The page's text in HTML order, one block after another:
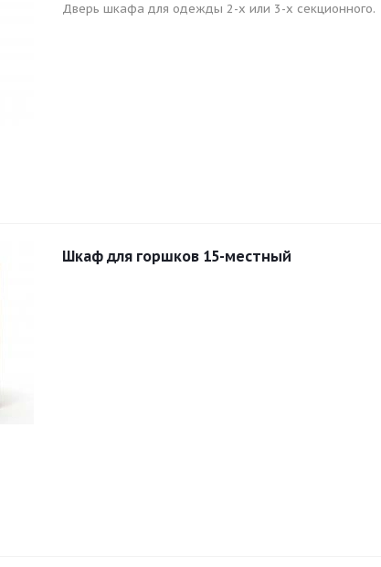
Дверь шкафа для одежды 2-х или 3-х секционного.
Шкаф для горшков 15-местный